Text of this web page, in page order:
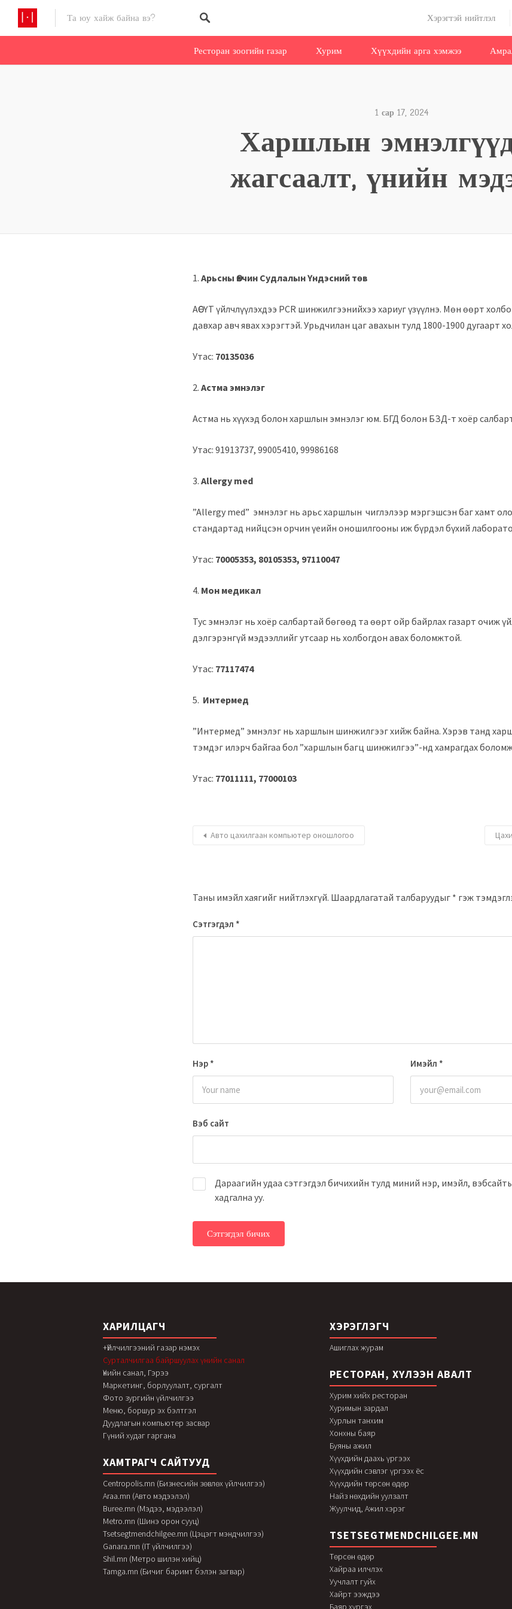
Хэрэгтэй нийтлэл
Ресторан зоогийн газар Хурим Хүүхдийн арга хэмжээ
1 сар 17, 2024
Харшлын
жагсаалт, үнийн
1. Арьсны Өвчин Судлалын Үндэсний төв
АӨСҮТ үйлчлүүлэхдээ PCR шинжилгээнийхээ хариуг үзүүлнэ. Мөн өөрт
давхар авч явах хэрэгтэй. Урьдчилан цаг авахын тулд 1800-1900 дугаарт
Утас: 70135036
2. Астма эмнэлэг
Астма нь хүүхэд болон харшлын эмнэлэг юм. БГД болон БЗД-т хоёр
Утас: 91913737, 99005410, 99986168
3. Allergy med
”Allergy med” эмнэлэг нь арьс харшлын чиглэлээр мэргэшсэн баг хамт
стандартад нийцсэн орчин үеийн оношилгооны иж бүрдэл бүхий
Утас: 70005353, 80105353, 97110047
4. Мон медикал
Тус эмнэлэг нь хоёр салбартай бөгөөд та өөрт ойр байрлах газарт очиж
дэлгэрэнгүй мэдээллийг утсаар нь холбогдон авах боломжтой.
Утас: 77117474
5. Интермед
”Интермед” эмнэлэг нь харшлын шинжилгээг хийж байна. Хэрэв танд
тэмдэг илэрч байгаа бол ”харшлын багц шинжилгээ”-нд хамрагдах
Утас: 77011111, 77000103
Авто цахилгаан компьютер оношлогоо
Таны имэйл хаягийг нийтлэхгүй. Шаардлагатай талбаруудыг * гэж
Сэтгэгдэл *
Нэр * Имэйл *
Вэб сайт
Дараагийн удаа сэтгэгдэл бичихийн тулд миний нэр, имэйл,
хадгална уу.
ХАРИЛЦАГЧ
+Үйлчилгээний газар нэмэх
Сурталчилгаа байршуулах үнийн санал
Үнийн санал, Гэрээ
Маркетинг, борлуулалт, сургалт
Фото зургийн үйлчилгээ
Меню, боршур эх бэлтгэл
Дуудлагын компьютер засвар
Гүний худаг гаргана
ХАМТРАГЧ САЙТУУД
Centropolis.mn (Бизнесийн зөвлөх үйлчилгээ)
Araa.mn (Авто мэдээлэл)
Buree.mn (Мэдээ, мэдээлэл)
Metro.mn (Шинэ орон сууц)
Tsetsegtmendchilgee.mn (Цэцэгт мэндчилгээ)
Ganara.mn (IT үйлчилгээ)
Shil.mn (Метро шилэн хийц)
Tamga.mn (Бичиг баримт бэлэн загвар)
ХЭРЭГЛЭГЧ
Ашиглах журам
РЕСТОРАН, ХҮЛЭЭН АВАЛТ
Хурим хийх ресторан
Хуримын зардал
Хурлын танхим
Хонхны баяр
Буяны ажил
Хүүхдийн даахь үргээх
Хүүхдийн сэвлэг үргээх ёс
Хүүхдийн төрсөн өдөр
Найз нөхдийн уулзалт
Жуулчид, Ажил хэрэг
TSETSEGTMENDCHILGEE.MN
Төрсөн өдөр
Хайраа илчлэх
Уучлалт гуйх
Хайрт ээждээ
Баяр хүргэх